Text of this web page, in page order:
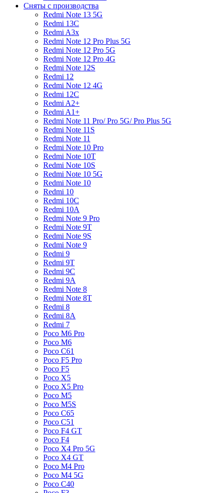
Сняты с производства
Redmi Note 13 5G
Redmi 13C
Redmi A3x
Redmi Note 12 Pro Plus 5G
Redmi Note 12 Pro 5G
Redmi Note 12 Pro 4G
Redmi Note 12S
Redmi 12
Redmi Note 12 4G
Redmi 12C
Redmi A2+
Redmi A1+
Redmi Note 11 Pro/ Pro 5G/ Pro Plus 5G
Redmi Note 11S
Redmi Note 11
Redmi Note 10 Pro
Redmi Note 10T
Redmi Note 10S
Redmi Note 10 5G
Redmi Note 10
Redmi 10
Redmi 10C
Redmi 10A
Redmi Note 9 Pro
Redmi Note 9T
Redmi Note 9S
Redmi Note 9
Redmi 9
Redmi 9T
Redmi 9C
Redmi 9A
Redmi Note 8
Redmi Note 8T
Redmi 8
Redmi 8A
Redmi 7
Poco M6 Pro
Poco M6
Poco C61
Poco F5 Pro
Poco F5
Poco X5
Poco X5 Pro
Poco M5
Poco M5S
Poco C65
Poco C51
Poco F4 GT
Poco F4
Poco X4 Pro 5G
Poco X4 GT
Poco M4 Pro
Poco M4 5G
Poco C40